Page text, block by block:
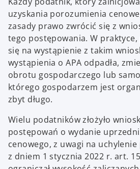
uzyskania porozumienia
zasady prawo zwrócić się z
tego postępowania. W
się na wystąpienie z takim
wystąpienia o APA odpadła,
obrotu gospodarczego lub
którego gospodarzem jest
zbyt długo.
Wielu podatników złożyło
postępowań o wydanie
cenowego, z uwagi na
z dniem 1 stycznia 2022 r. art.